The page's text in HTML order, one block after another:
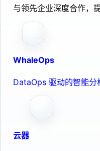
与领先企业深度合作，
WhaleOps
DataOps 驱动的智能分
云器